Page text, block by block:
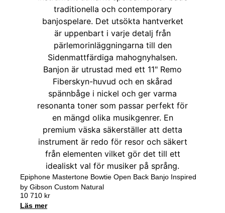
Epiphone Mastertone Bowtie Open Back Banjo Inspired
by Gibson Custom Natural
10 710 kr
Läs mer